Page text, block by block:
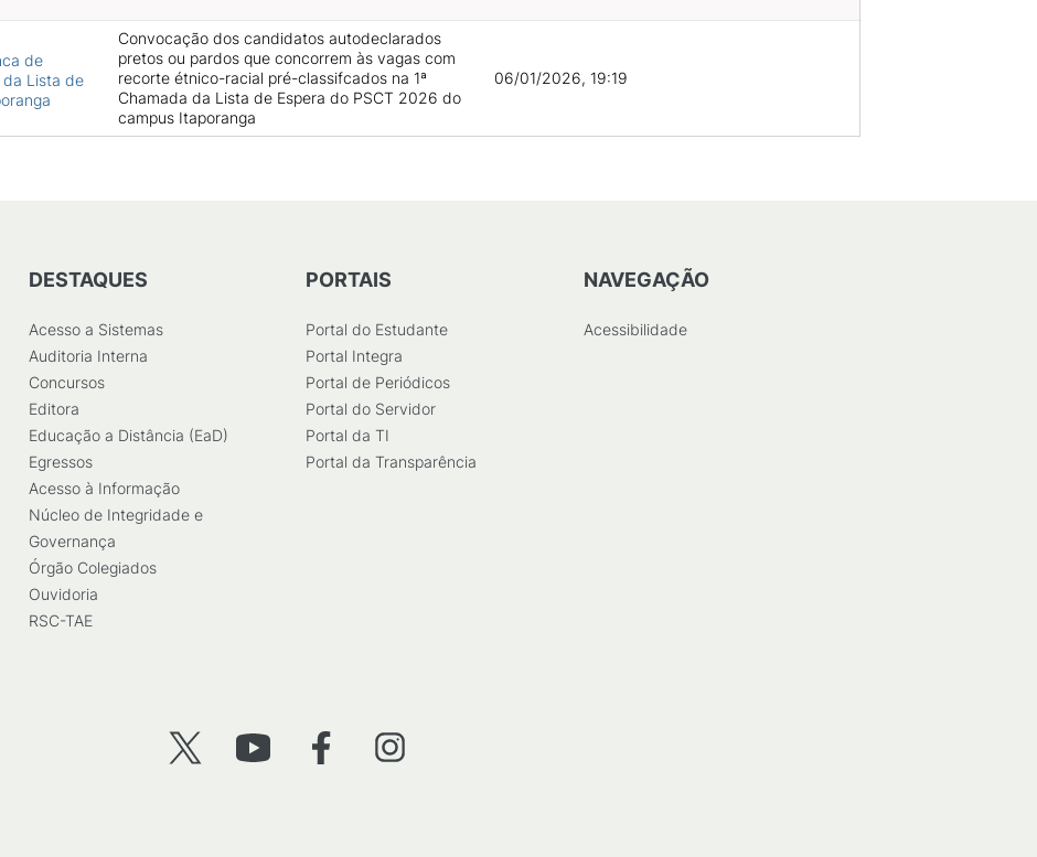
de
da Lista de
Convocação dos candidatos autodeclarados
pretos ou pardos que concorrem às vagas com
recorte étnico-racial pré-classifcados na 1ª
Chamada da Lista de Espera do PSCT 2026 do
campus Itaporanga
06/01/2026, 19:19
DESTAQUES
Acesso a Sistemas
Auditoria Interna
Concursos
Editora
Educação a Distância (EaD)
Egressos
Acesso à Informação
Núcleo de Integridade e
Governança
Órgão Colegiados
Ouvidoria
RSC-TAE
PORTAIS
Portal do Estudante
Portal Integra
Portal de Periódicos
Portal do Servidor
Portal da TI
Portal da Transparência
NAVEGAÇÃO
Acessibilidade